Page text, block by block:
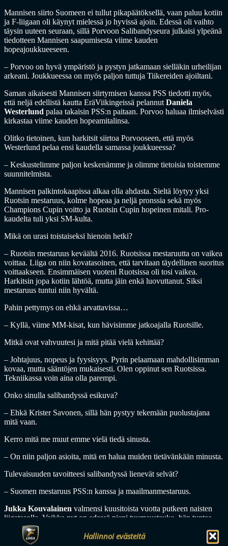
Hallinnoi evästeitä
Mannisen siirto Suomeen ei tullut pikapäätöksellä, vaan paluu kotiin
ja F-liigaan oli käynyt mielessä jo hyvissä ajoin. Edessä oli vaihto
täysin uuteen seuraan, sillä Porvoon Salibandyseura julkaisi ylpeänä
tiedotteen Mannisen saapumisesta viime kauden
hopeajoukkueeseen.
– Porvoo on hyvä ympäristö ja pystyn jatkamaan sielläkin urheilijan
arkeani. Joukkueessa on myös paljon tuttuja Tiikereiden ajoiltani.
Saman aikaisesti Mannisen siirtymisen kanssa PSS tiedotti myös,
että neljä edellistä kautta EräViikingeissä pelannut Daniela
Westerlund palaa takaisin PSS:n paitaan. Porvoo haluaa ilmiselvästi
kirkastaa viime kauden hopeamitalinsa.
Olitko tietoinen, kun harkitsit siirtoa Porvooseen, että myös
Westerlund pelaa ensi kaudella samassa joukkueessa?
– Keskustelimme paljon keskenämme ja olimme tietoisia toistemme
suunnitelmista.
Mannisen palkintokaapissa alkaa olla ahdasta. Sieltä löytyy yksi
Ruotsin mestaruus, kolme hopeaa ja neljä pronssia sekä myös
Champions Cupin voitto ja Ruotsin Cupin hopeinen mitali. Pro-
kaudelta tuli yksi SM-kulta.
Mikä on urasi toistaiseksi hienoin hetki?
– Ruotsin mestaruus keväältä 2016. Ruotsissa mestaruutta on vaikea
voittaa. Liiga on niin kovatasoinen, että tarvitaan täydellinen suoritus
voittaakseen. Ensimmäisen vuoteni Ruotsissa oli tosi vaikea.
Harkitsin jopa kotiin lähtöä, mutta jäin enkä luovuttanut. Siksi
mestaruus tuntui niin hyvältä.
Pahin pettymys on ehkä arvattavissa…
– Kyllä, viime MM-kisat, kun hävisimme jatkoajalla Ruotsille.
Mitkä ovat vahvuutesi ja mitä pitää vielä kehittää?
– Johtajuus, nopeus ja fyysisyys. Pyrin pelaamaan mahdollisimman
kovaa, mutta sääntöjen mukaisesti. Olen oppinut sen Ruotsissa.
Tekniikassa voin aina olla parempi.
Onko sinulla salibandyssä esikuva?
– Ehkä Krister Savonen, sillä hän pystyy tekemään puolustajana
mitä vaan.
Kerro mitä me muut emme vielä tiedä sinusta.
– On niin paljon asioita, mitä en halua muiden tietävänkään minusta.
Tulevaisuuden tavoitteesi salibandyssä lienevät selvät?
– Suomen mestaruus PSS:n kanssa ja maailmanmestaruus.
Jukka Kouvalainen valmensi kuusitoista vuotta putkeen naisten
liigatasolla. Vaikka nyt on edessä pieni tuumaustauko, hän tuntee
ehkä Mannisen parhaiten.
– Olen valmentanut Lauraa useita vuosia. Tikkurilan Tiikerien